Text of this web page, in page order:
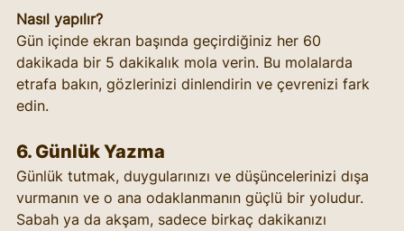
Nasıl yapılır?
Gün içinde ekran başında geçirdiğiniz her 60
dakikada bir 5 dakikalık mola verin. Bu molalarda
etrafa bakın, gözlerinizi dinlendirin ve çevrenizi fark
edin.
6. Günlük Yazma
Günlük tutmak, duygularınızı ve düşüncelerinizi dışa
vurmanın ve o ana odaklanmanın güçlü bir yoludur.
Sabah ya da akşam, sadece birkaç dakikanızı